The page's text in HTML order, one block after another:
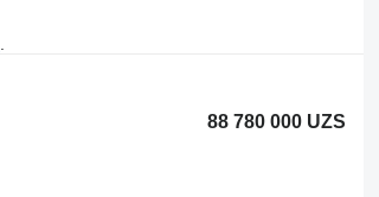
88 780 000 UZS